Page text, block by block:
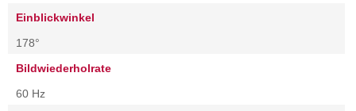
Einblickwinkel
178°
Bildwiederholrate
60 Hz